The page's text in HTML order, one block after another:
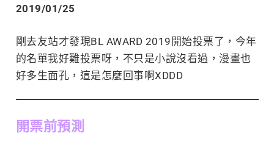
2019/01/25
剛去友站才發現BL AWARD 2019開始投票了，今年
的名單我好難投票呀，不只是小說沒看過，漫畫也
好多生面孔，這是怎麼回事啊XDDD
開票前預測